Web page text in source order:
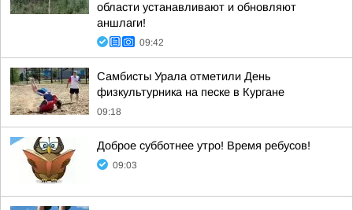
области устанавливают и обновляют
аншлаги!
09:42
Самбисты Урала отметили День
физкультурника на песке в Кургане
09:18
Доброе субботнее утро! Время ребусов!
09:03